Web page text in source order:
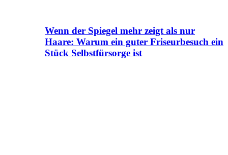
Wenn der Spiegel mehr zeigt als nur
Haare: Warum ein guter Friseurbesuch ein
Stück Selbstfürsorge ist